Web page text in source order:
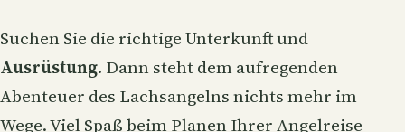
Suchen Sie die richtige Unterkunft und
Ausrüstung. Dann steht dem aufregenden
Abenteuer des Lachsangelns nichts mehr im
Wege. Viel Spaß beim Planen Ihrer Angelreise